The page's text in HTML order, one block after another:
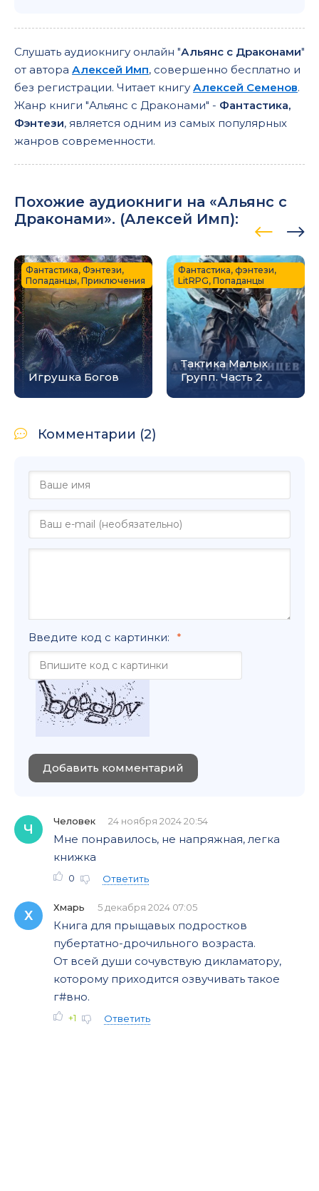
Слушать аудиокнигу онлайн "Альянс с Драконами"
от автора Алексей Имп, совершенно бесплатно и
без регистрации. Читает книгу Алексей Семенов.
Жанр книги "Альянс с Драконами" - Фантастика,
Фэнтези, является одним из самых популярных
жанров современности.
Похожие аудиокниги на «Альянс с
Драконами». (Алексей Имп):
Игрушка Богов
Фантастика, Фэнтези,
Попаданцы, Приключения
Тактика Малых
Групп. Часть 2
Фантастика, фэнтези,
LitRPG, Попаданцы
Комментарии (2)
Введите код с картинки:
Добавить комментарий
Ч
Человек 24 ноября 2024 20:54
Мне понравилось, не напряжная, легка
книжка
0 Ответить
Х
Хмарь 5 декабря 2024 07:05
Книга для прыщавых подростков
пубертатно-дрочильного возраста.
От всей души сочувствую дикламатору,
которому приходится озвучивать такое
г#вно.
+1 Ответить